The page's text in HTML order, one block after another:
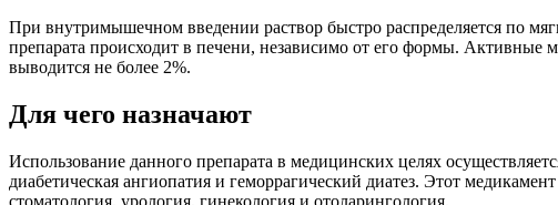
При внутримышечном введении раствор быстро распределяется по
препарата происходит в печени, независимо от его формы. Активные
выводится не более 2%.
Для чего назначают
Использование данного препарата в медицинских целях
диабетическая ангиопатия и геморрагический диатез. Этот
стоматология, урология, гинекология и отоларингология.